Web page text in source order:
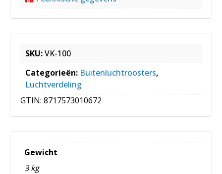
SKU:VK-100
Categorieën: Buitenluchtroosters,
Luchtverdeling
GTIN: 8717573010672
Gewicht
3 kg